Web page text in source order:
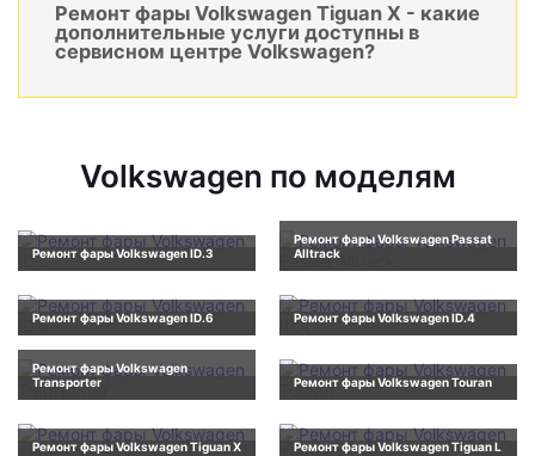
Ремонт фары Volkswagen Tiguan X - какие
дополнительные услуги доступны в
сервисном центре Volkswagen?
Volkswagen по моделям
Ремонт фары Volkswagen ID.3
Ремонт фары Volkswagen Passat
Alltrack
Ремонт фары Volkswagen ID.6 Ремонт фары Volkswagen ID.4
Ремонт фары Volkswagen
Transporter
Ремонт фары Volkswagen Touran
Ремонт фары Volkswagen Tiguan X Ремонт фары Volkswagen Tiguan L